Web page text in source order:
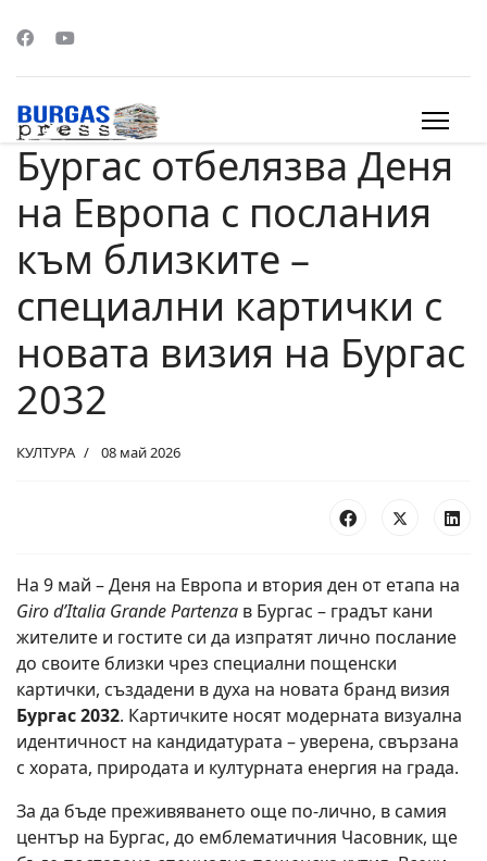
Бургас отбелязва Деня
на Европа с послания
към близките –
специални картички с
новата визия на Бургас
2032
КУЛТУРА 08 май 2026
На 9 май – Деня на Европа и втория ден от етапа на
Giro d’Italia Grande Partenza в Бургас – градът кани
жителите и гостите си да изпратят лично послание
до своите близки чрез специални пощенски
картички, създадени в духа на новата бранд визия
Бургас 2032. Картичките носят модерната визуална
идентичност на кандидатурата – уверена, свързана
с хората, природата и културната енергия на града.
За да бъде преживяването още по-лично, в самия
център на Бургас, до емблематичния Часовник, ще